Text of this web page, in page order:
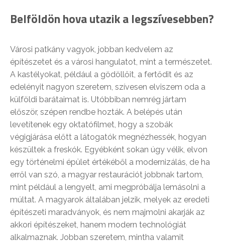
Belföldön hova utazik a legszívesebben?
Városi patkány vagyok, jobban kedvelem az
építészetet és a városi hangulatot, mint a természetet.
A kastélyokat, például a gödöllőit, a fertődit és az
edelényit nagyon szeretem, szívesen elviszem oda a
külföldi barátaimat is. Utóbbiban nemrég jártam
először, szépen rendbe hozták. A belépés után
levetítenek egy oktatófilmet, hogy a szobák
végigjárása előtt a látogatók megnézhessék, hogyan
készültek a freskók. Egyébként sokan úgy vélik, elvon
egy történelmi épület értékéből a modernizálás, de ha
erről van szó, a magyar restaurációt jobbnak tartom,
mint például a lengyelt, ami megpróbálja lemásolni a
múltat. A magyarok általában jelzik, melyek az eredeti
építészeti maradványok, és nem majmolni akarják az
akkori építészeket, hanem modern technológiát
alkalmaznak. Jobban szeretem, mintha valamit